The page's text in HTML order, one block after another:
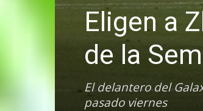
Eligen a
de la
El delantero del
pasado viernes